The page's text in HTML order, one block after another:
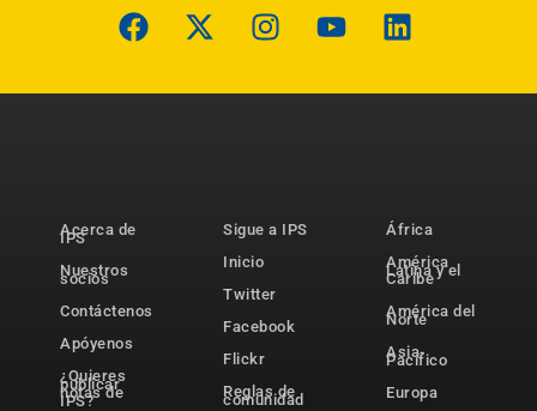
Acerca de
IPS
Nuestros
socios
Contáctenos
Apóyenos
¿Quieres
publicar
notas de
IPS?
Sigue a IPS
Inicio
Twitter
Facebook
Flickr
Reglas de
comunidad
África
América
Latina y el
Caribe
América del
Norte
Asia-
Pacífico
Europa